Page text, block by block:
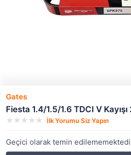
Gates
Fiesta 1.4/1.5/1.6 TDCI V
İlk Yorumu Siz Yapın
Geçici olarak temin